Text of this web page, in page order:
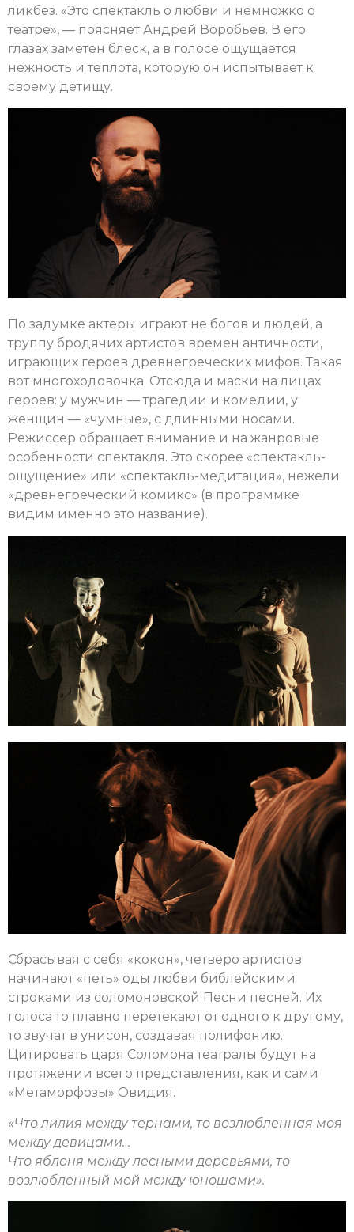
ликбез. «Это спектакль о любви и немножко о
театре», — поясняет Андрей Воробьев. В его
глазах заметен блеск, а в голосе ощущается
нежность и теплота, которую он испытывает к
своему детищу.
По задумке актеры играют не богов и людей, а
труппу бродячих артистов времен античности,
играющих героев древнегреческих мифов. Такая
вот многоходовочка. Отсюда и маски на лицах
героев: у мужчин — трагедии и комедии, у
женщин — «чумные», с длинными носами.
Режиссер обращает внимание и на жанровые
особенности спектакля. Это скорее «спектакль-
ощущение» или «спектакль-медитация», нежели
«древнегреческий комикс» (в программке
видим именно это название).
Сбрасывая с себя «кокон», четверо артистов
начинают «петь» оды любви библейскими
строками из соломоновской Песни песней. Их
голоса то плавно перетекают от одного к другому,
то звучат в унисон, создавая полифонию.
Цитировать царя Соломона театралы будут на
протяжении всего представления, как и сами
«Метаморфозы» Овидия.
«Что лилия между тернами, то возлюбленная моя
между девицами…
Что яблоня между лесными деревьями, то
возлюбленный мой между юношами».